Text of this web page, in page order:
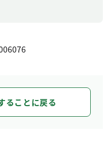
ることに戻る